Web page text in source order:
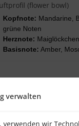
verwalten
wir
(flower bowl)
Kopfnote: Mandarine,
grüne Noten
Herznote:
Basisnote: Amber,